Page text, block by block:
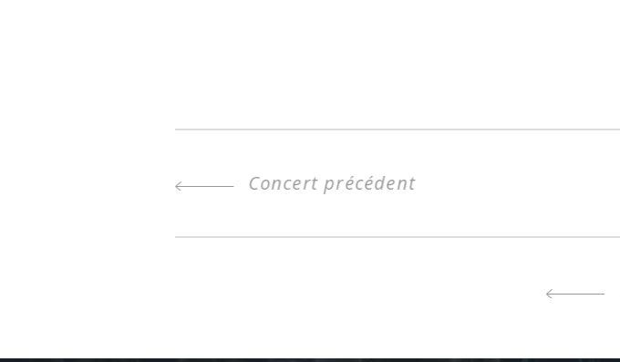
Concert précédent